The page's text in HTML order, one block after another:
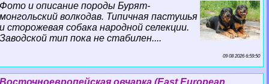
Фото и описание породы Бурят-
монгольский волкодав. Типичная пастушья
и сторожевая собака народной селекции.
Заводской тип пока не стабилен....
09 08 2026 6:59:50